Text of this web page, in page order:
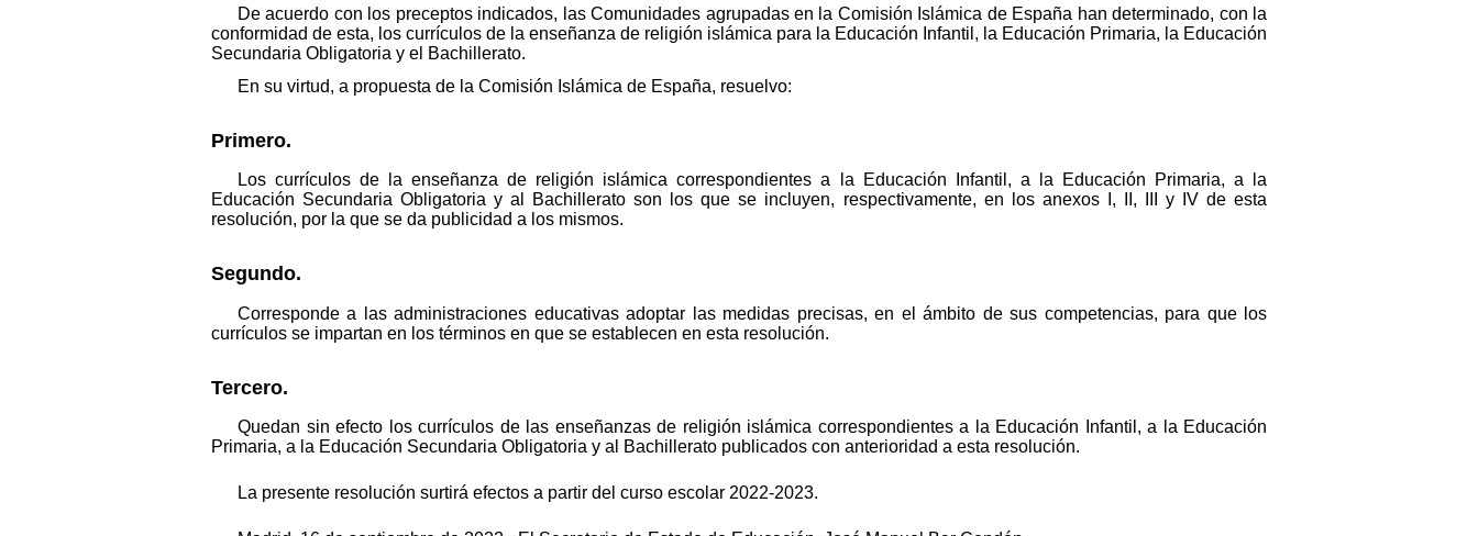
De acuerdo con los preceptos indicados, las Comunidades agrupadas en la Comisión Islámica de España han determinado, con la
conformidad de esta, los currículos de la enseñanza de religión islámica para la Educación Infantil, la Educación Primaria, la Educación
Secundaria Obligatoria y el Bachillerato.
En su virtud, a propuesta de la Comisión Islámica de España, resuelvo:
Primero.
Los currículos de la enseñanza de religión islámica correspondientes a la Educación Infantil, a la Educación Primaria, a la
Educación Secundaria Obligatoria y al Bachillerato son los que se incluyen, respectivamente, en los anexos I, II, III y IV de esta
resolución, por la que se da publicidad a los mismos.
Segundo.
Corresponde a las administraciones educativas adoptar las medidas precisas, en el ámbito de sus competencias, para que los
currículos se impartan en los términos en que se establecen en esta resolución.
Tercero.
Quedan sin efecto los currículos de las enseñanzas de religión islámica correspondientes a la Educación Infantil, a la Educación
Primaria, a la Educación Secundaria Obligatoria y al Bachillerato publicados con anterioridad a esta resolución.
La presente resolución surtirá efectos a partir del curso escolar 2022-2023.